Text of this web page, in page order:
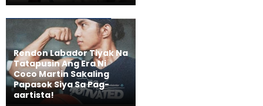
Rendon Labador Tiyak Na
Tatapusin Ang Era Ni
Coco Martin Sakaling
Papasok Siya Sa Pag-
aartista!